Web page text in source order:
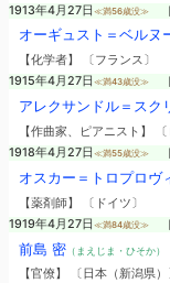
1913年4月27日 ≪満56歳没≫
オーギュスト＝ベルヌ
【化学者】 〔フランス〕
1915年4月27日 ≪満43歳没≫
アレクサンドル＝スク
【作曲家、ピアニスト】 〔
1918年4月27日 ≪満55歳没≫
オスカー＝トロプロヴ
【薬剤師】 〔ドイツ〕
1919年4月27日 ≪満84歳没≫
前島 密（まえじま・ひそか）
【官僚】 〔日本（新潟県）